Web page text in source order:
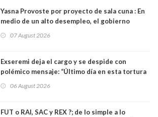
Yasna Provoste por proyecto de sala cuna : En
medio de un alto desempleo, el gobierno
07 August 2026
Exseremi deja el cargo y se despide con
polémico mensaje: “Último día en esta tortura
06 August 2026
FUT o RAI, SAC y REX ?; de lo simple a lo